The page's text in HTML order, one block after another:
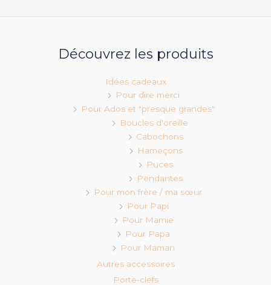
Découvrez les produits
Idées cadeaux
Pour dire merci
Pour Ados et "presque grandes"
Boucles d'oreille
Cabochons
Hameçons
Puces
Pendantes
Pour mon frère / ma sœur
Pour Papi
Pour Mamie
Pour Papa
Pour Maman
Autres accessoires
Porte-clefs